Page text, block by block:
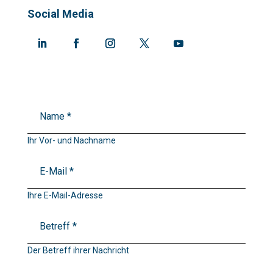
Social Media
Ihr Vor- und Nachname
Ihre E-Mail-Adresse
Der Betreff ihrer Nachricht